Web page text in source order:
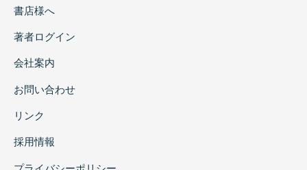
書店様へ
著者ログイン
会社案内
お問い合わせ
リンク
採用情報